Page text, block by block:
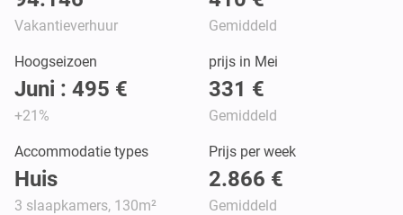
Vakantieverhuur Gemiddeld
Hoogseizoen
Juni : 495 €
+21%
prijs in Mei
331 €
Gemiddeld
Accommodatie types
Huis
3 slaapkamers, 130m²
Prijs per week
2.866 €
Gemiddeld